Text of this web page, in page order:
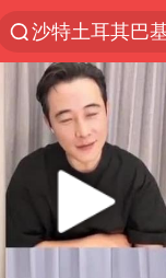
泉州市委书记